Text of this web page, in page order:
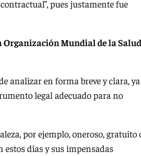
pues justamente fue
Mundial de la
analizar en forma breve y clara, ya
legal adecuado para no
por ejemplo, oneroso, gratuito
días y sus impensadas